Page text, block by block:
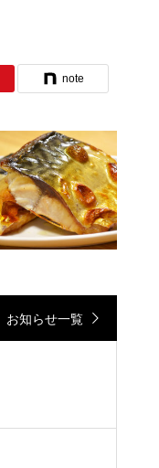
note
お知らせ一覧